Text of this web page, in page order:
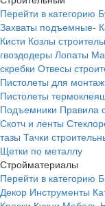
Перейти в категорию
Захваты подъемные-
Кисти Козлы
гвоздодеры Лопаты
скребки Отвесы
Пистолеты для
Пистолеты
Подъемники Правила
Скотч и ленты
тазы Тачки
Щетки по металлу
Стройматериалы
Перейти в категорию
Декор Инструменты